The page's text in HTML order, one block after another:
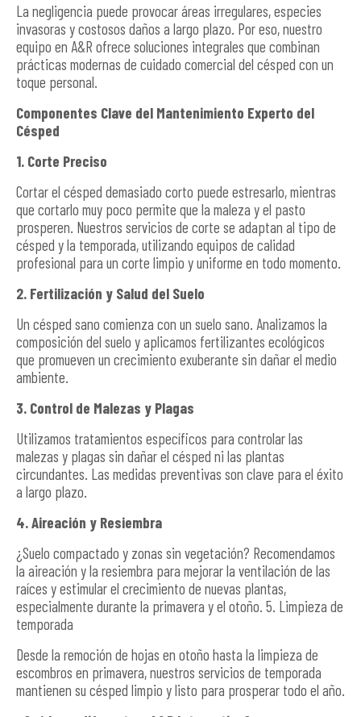
La negligencia puede provocar áreas irregulares, especies
invasoras y costosos daños a largo plazo. Por eso, nuestro
equipo en A&R ofrece soluciones integrales que combinan
prácticas modernas de cuidado comercial del césped con un
toque personal.
Componentes Clave del Mantenimiento Experto del
Césped
1. Corte Preciso
Cortar el césped demasiado corto puede estresarlo, mientras
que cortarlo muy poco permite que la maleza y el pasto
prosperen. Nuestros servicios de corte se adaptan al tipo de
césped y la temporada, utilizando equipos de calidad
profesional para un corte limpio y uniforme en todo momento.
2. Fertilización y Salud del Suelo
Un césped sano comienza con un suelo sano. Analizamos la
composición del suelo y aplicamos fertilizantes ecológicos
que promueven un crecimiento exuberante sin dañar el medio
ambiente.
3. Control de Malezas y Plagas
Utilizamos tratamientos específicos para controlar las
malezas y plagas sin dañar el césped ni las plantas
circundantes. Las medidas preventivas son clave para el éxito
a largo plazo.
4. Aireación y Resiembra
¿Suelo compactado y zonas sin vegetación? Recomendamos
la aireación y la resiembra para mejorar la ventilación de las
raíces y estimular el crecimiento de nuevas plantas,
especialmente durante la primavera y el otoño. 5. Limpieza de
temporada
Desde la remoción de hojas en otoño hasta la limpieza de
escombros en primavera, nuestros servicios de temporada
mantienen su césped limpio y listo para prosperar todo el año.